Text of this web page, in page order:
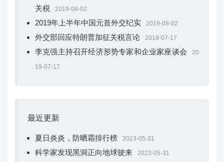
关税
2019-08-02
2019年上半年中国元首外交纪实 2019-08-02
外交部回应特朗普加征关税言论 2019-07-17
李克强主持召开经济形势专家和企业家座谈会 20
19-07-17
最近更新
夏日炎炎，防晒霜排行榜 2023-05-31
科学家发现黑洞正向地球驶来 2023-05-31